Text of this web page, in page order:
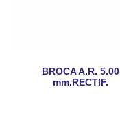
BROCA A.R. 5.00
mm.RECTIF.